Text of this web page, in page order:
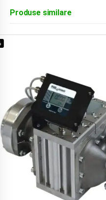
Produse similare